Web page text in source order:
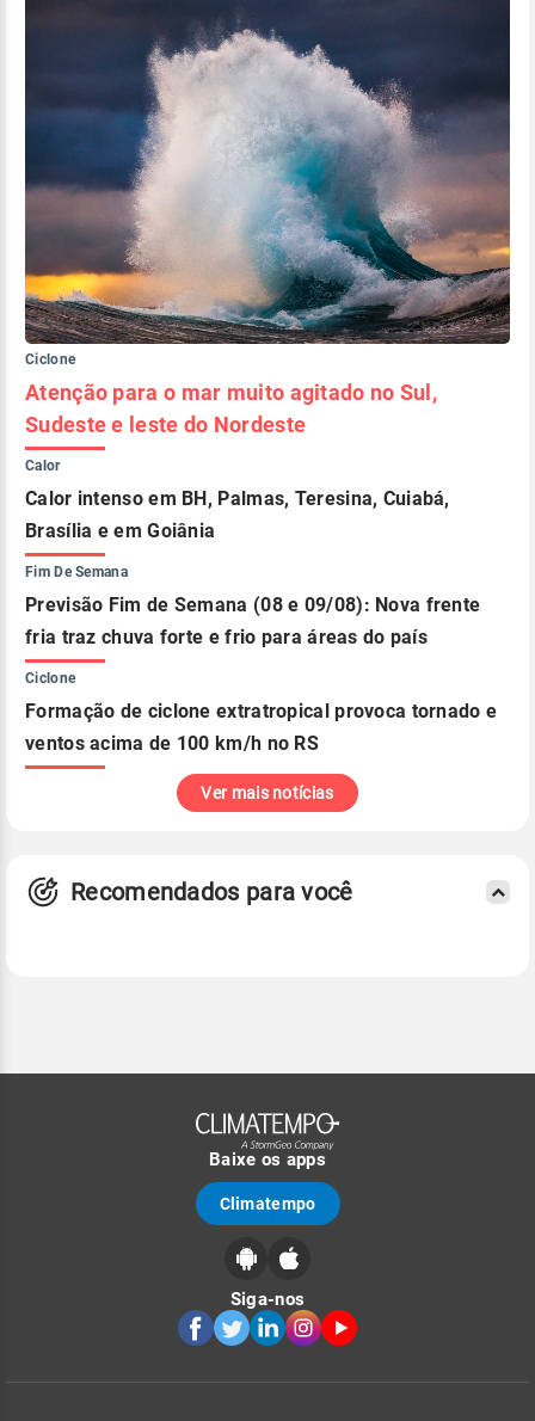
Ciclone
Atenção para o mar muito agitado no Sul,
Sudeste e leste do Nordeste
Calor
Calor intenso em BH, Palmas, Teresina, Cuiabá,
Brasília e em Goiânia
Fim De Semana
Previsão Fim de Semana (08 e 09/08): Nova frente
fria traz chuva forte e frio para áreas do país
Ciclone
Formação de ciclone extratropical provoca tornado e
ventos acima de 100 km/h no RS
Ver mais notícias
Recomendados para você
Baixe os apps
Climatempo
Siga-nos